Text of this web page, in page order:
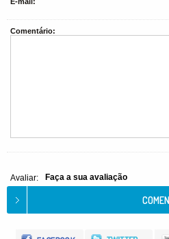
Comentário:
Avaliar: Faça a sua avaliação